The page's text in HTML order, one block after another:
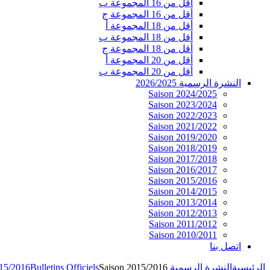
أقل من 16 المجموعة ب
أقل من 16 المجموعة ج
أقل من 18 المجموعة أ
أقل من 18 المجموعة ب
أقل من 18 المجموعة ج
أقل من 20 المجموعة أ
أقل من 20 المجموعة ب
النشرة الرسمية 2026/2025
Saison 2024/2025
Saison 2023/2024
Saison 2022/2023
Saison 2021/2022
Saison 2019/2020
Saison 2018/2019
Saison 2017/2018
Saison 2016/2017
Saison 2015/2016
Saison 2014/2015
Saison 2013/2014
Saison 2012/2013
Saison 2011/2012
Saison 2010/2011
اتصل بنا
الرئيسية النشرة الرسمية 2026/2025 2016Bulletins OfficielsSaison 2015/2016